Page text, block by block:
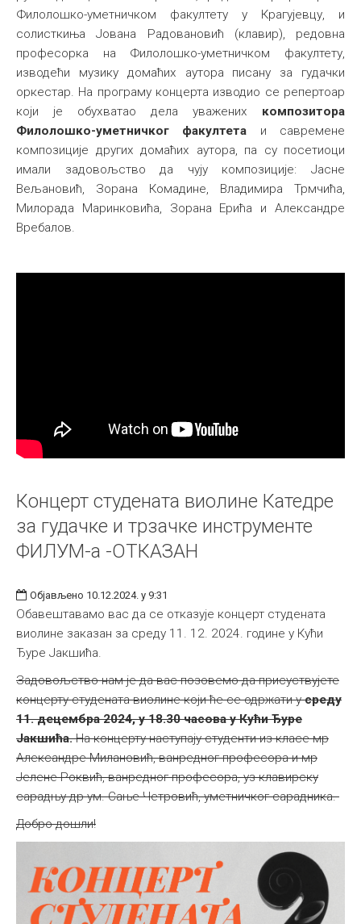
Филолошко-уметничком факултету у Крагујевцу, и
солисткиња Јована Радовановић (клавир), редовна
професорка на Филолошко-уметничком факултету,
изводећи музику домаћих аутора писану за гудачки
оркестар. На програму концерта изводио се репертоар
који је обухватао дела уважених композитора
Филолошко-уметничког факултета и савремене
композиције других домаћих аутора, па су посетиоци
имали задовољство да чују композиције: Јасне
Вељановић, Зорана Комадине, Владимира Трмчића,
Милорада Маринковића, Зорана Ерића и Александре
Вребалов.
Концерт студената виолине Катедре
за гудачке и трзачке инструменте
ФИЛУМ-а -ОТКАЗАН
Објављено 10.12.2024. у 9:31
Обавештавамо вас да се отказује концерт студената
виолине заказан за среду 11. 12. 2024. године у Кући
Ђуре Јакшића.
Задовољство нам је да вас позовемо да присуствујете
концерту студената виолине који ће се одржати усреду
11. децембра 2024, у 18.30 часова у Кући Ђуре
Јакшића.На концерту наступају студенти из класе мр
Александре Милановић, ванредног професора и мр
Јелене Роквић, ванредног професора, уз клавирску
сарадњу др ум. Сањe Четровић, уметничког сарадника.
Добро дошли!